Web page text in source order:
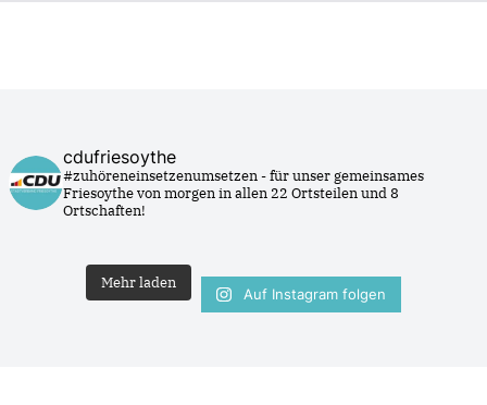
cdufriesoythe
#zuhöreneinsetzenumsetzen - für unser gemeinsames
Friesoythe von morgen in allen 22 Ortsteilen und 8
Ortschaften!
Mehr laden
Auf Instagram folgen